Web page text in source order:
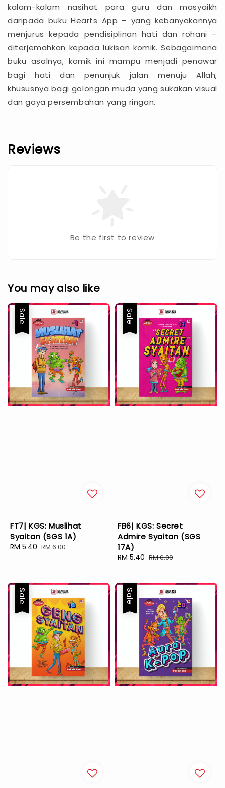
kalam-kalam nasihat para guru dan masyaikh
daripada buku Hearts App – yang kebanyakannya
menjurus kepada pendisiplinan hati dan rohani –
diterjemahkan kepada lukisan komik. Sebagaimana
buku asalnya, komik ini mampu menjadi penawar
bagi hati dan penunjuk jalan menuju Allah,
khususnya bagi golongan muda yang sukakan visual
dan gaya persembahan yang ringan.
Reviews
Be the first to review
You may also like
Sale
FT7| KGS: Muslihat
Syaitan (SGS 1A)
Sale
RM 5.40 Regular
RM 6.00
Sale
FB6| KGS: Secret
Admire Syaitan (SGS
17A)
Sale
RM 5.40 Regular
RM 6.00
Sale Sale